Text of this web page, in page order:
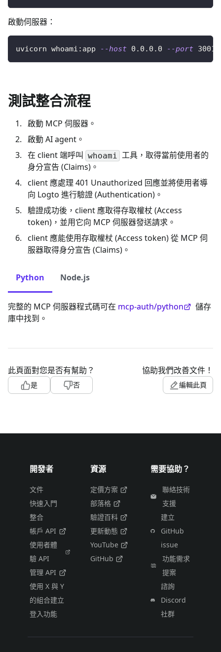
啟動伺服器：
uvicorn whoami:app --host 0.0 .0.0 --port 3001
測試整合流程
啟動 MCP 伺服器。
啟動 AI agent。
在 client 端呼叫 whoami 工具，取得當前使用者的
身分宣告 (Claims)。
client 應處理 401 Unauthorized 回應並將使用者導
向 Logto 進行驗證 (Authentication)。
驗證成功後，client 應取得存取權杖 (Access
token)，並用它向 MCP 伺服器發送請求。
client 應能使用存取權杖 (Access token) 從 MCP 伺
服器取得身分宣告 (Claims)。
Python Node.js
完整的 MCP 伺服器程式碼可在 mcp-auth/python
儲存
庫中找到。
此頁面對您是否有幫助？
是 否
協助我們改善文件！
編輯此頁
開發者
文件
快速入門
整合
帳戶 API
使用者體
驗 API
管理 API
使用 X 與 Y
的組合建立
登入功能
資源
定價方案
部落格
驗證百科
更新動態
YouTube
GitHub
需要協助？
聯絡技術
支援
建立
GitHub
issue
功能需求
提案
諮詢
Discord
社群